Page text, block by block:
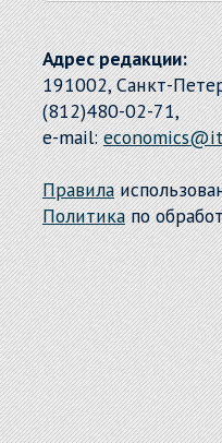
Адрес редакции:
191002, Санкт-
(812)480-02-71,
e-mail:
Правила
Политикапо